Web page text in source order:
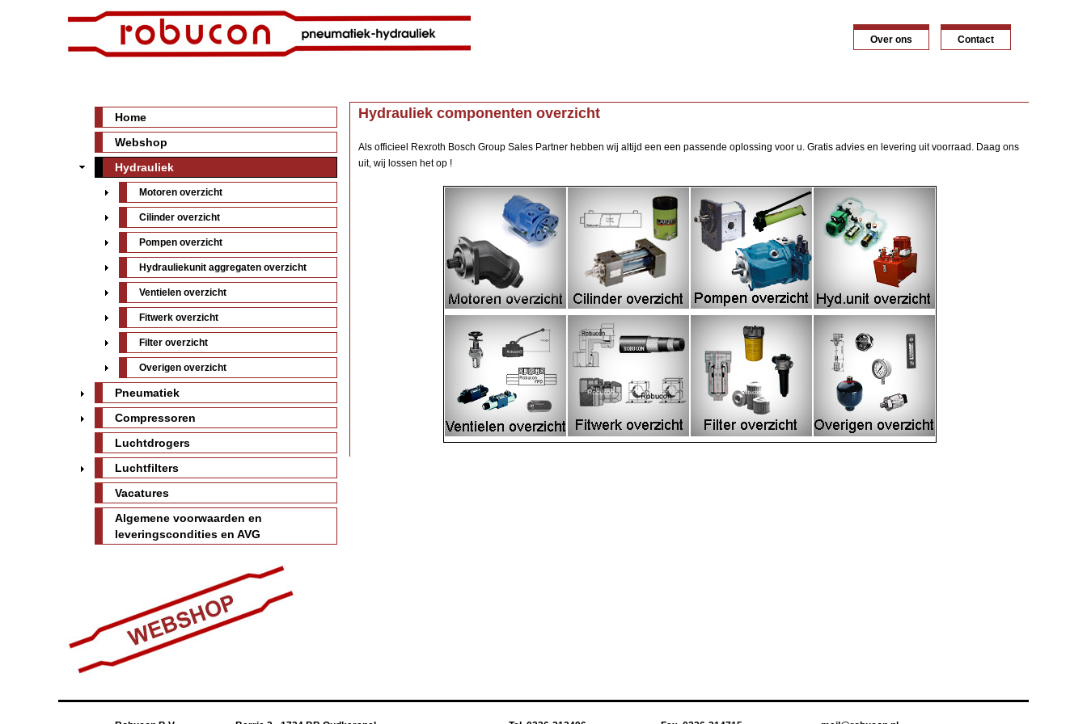
Contact
Over ons
Hydrauliek componenten overzicht
Als officieel Rexroth Bosch Group Sales Partner hebben wij altijd een een passende oplossing voor u. Gratis advies en levering uit voorraad. Daag ons
uit, wij lossen het op !
Home
Webshop
Hydrauliek
Motoren overzicht
Cilinder overzicht
Pompen overzicht
Hydrauliekunit aggregaten overzicht
Ventielen overzicht
Fitwerk overzicht
Filter overzicht
Overigen overzicht
Pneumatiek
Compressoren
Luchtdrogers
Luchtfilters
Vacatures
Algemene voorwaarden en
leveringscondities en AVG